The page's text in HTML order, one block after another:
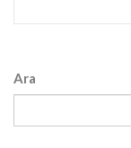
Ara